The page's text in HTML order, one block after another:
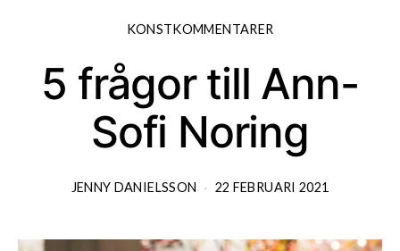
KONSTKOMMENTARER
5 frågor till Ann-
Sofi Noring
JENNY DANIELSSON 22 FEBRUARI 2021